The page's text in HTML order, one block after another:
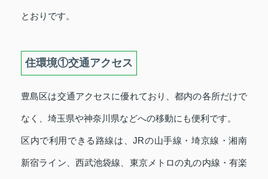
とおりです。
住環境①交通アクセス
豊島区は交通アクセスに優れており、都内の各所だけで
なく、埼玉県や神奈川県などへの移動にも便利です。
区内で利用できる路線は、JRの山手線・埼京線・湘南
新宿ライン、西武池袋線、東京メトロの丸の内線・有楽